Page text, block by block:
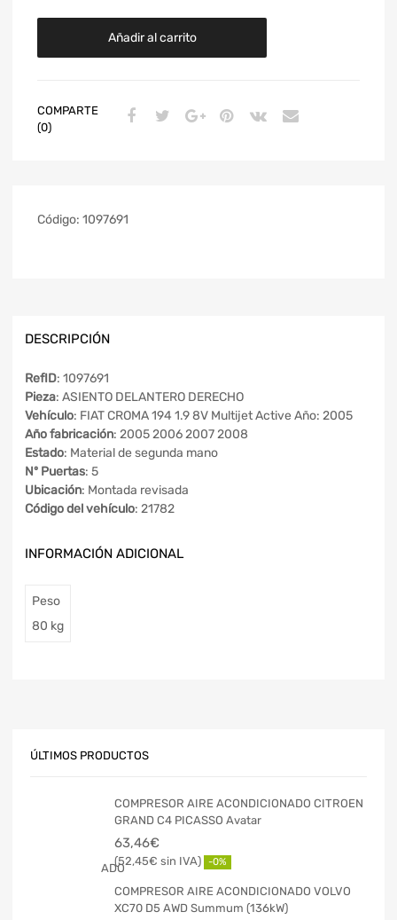
Añadir al carrito
COMPARTE
(0)
Código: 1097691
DESCRIPCIÓN
RefID: 1097691
Pieza: ASIENTO DELANTERO DERECHO
Vehículo: FIAT CROMA 194 1.9 8V Multijet Active Año: 2005
Año fabricación: 2005 2006 2007 2008
Estado: Material de segunda mano
Nº Puertas: 5
Ubicación: Montada revisada
Código del vehículo: 21782
INFORMACIÓN ADICIONAL
Peso
80 kg
ÚLTIMOS PRODUCTOS
COMPRESOR AIRE ACONDICIONADO CITROEN
GRAND C4 PICASSO Avatar
63,46€
52,45€ -0%
COMPRESOR AIRE ACONDICIONADO VOLVO
XC70 D5 AWD Summum (136kW)